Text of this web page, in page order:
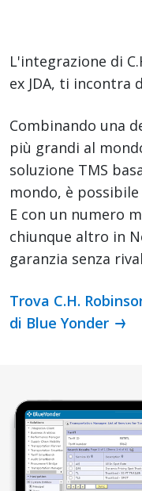
L'integrazione di
ex JDA, ti incontra
Combinando una
più grandi al
soluzione TMS
mondo, è
E con un numero
chiunque altro in
garanzia senza
Trova C.H.
di Blue Yonder